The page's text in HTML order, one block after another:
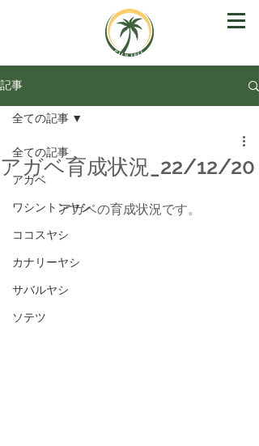
記事
全ての記事
アガベ
ワシントンヤシ
ココスヤシ
カナリーヤシ
サバルヤシ
ソテツ
全ての記事
アガベ育成状況_22/12/20
アガベの育成状況です。